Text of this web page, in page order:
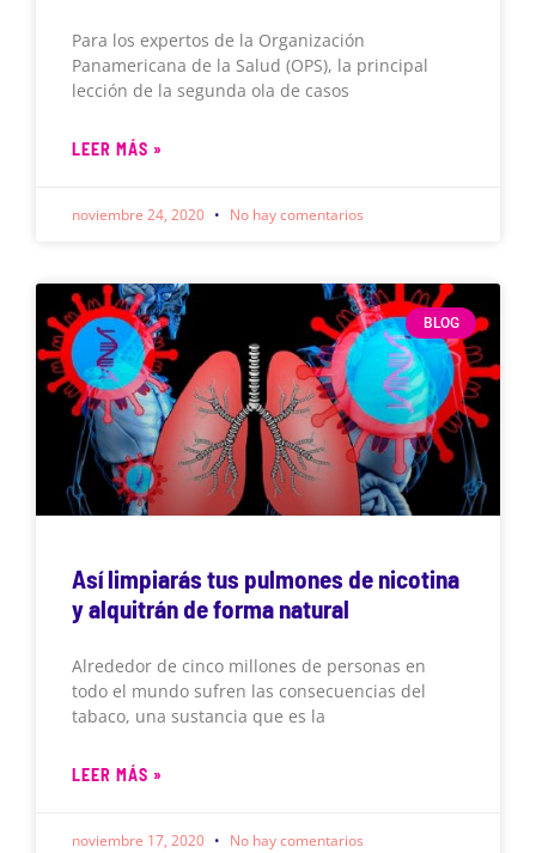
Para los expertos de la Organización
Panamericana de la Salud (OPS), la principal
lección de la segunda ola de casos
LEER MÁS »
noviembre 24, 2020 No hay comentarios
BLOG
Así limpiarás tus pulmones de nicotina
y alquitrán de forma natural
Alrededor de cinco millones de personas en
todo el mundo sufren las consecuencias del
tabaco, una sustancia que es la
LEER MÁS »
noviembre 17, 2020 No hay comentarios